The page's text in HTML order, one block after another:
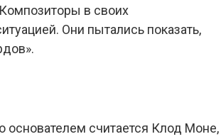
в своих
Они пытались показать,
основателем считается Клод Моне,